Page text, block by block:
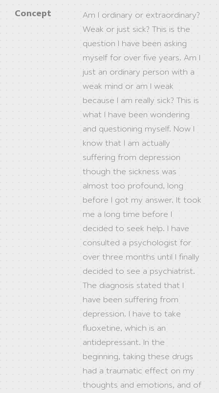
Concept
Am I ordinary or extraordinary?
Weak or just sick? This is the
question I have been asking
myself for over five years. Am I
just an ordinary person with a
weak mind or am I weak
because I am really sick? This is
what I have been wondering
and questioning myself. Now I
know that I am actually
suffering from depression
though the sickness was
almost too profound, long
before I got my answer. It took
me a long time before I
decided to seek help. I have
consulted a psychologist for
over three months until I finally
decided to see a psychiatrist.
The diagnosis stated that I
have been suffering from
depression. I have to take
fluoxetine, which is an
antidepressant. In the
beginning, taking these drugs
had a traumatic effect on my
thoughts and emotions, and of